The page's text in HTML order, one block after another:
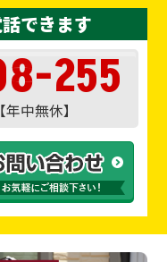
できます
255
中無休】